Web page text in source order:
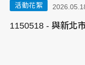
活動花絮
1150518 - 與新北